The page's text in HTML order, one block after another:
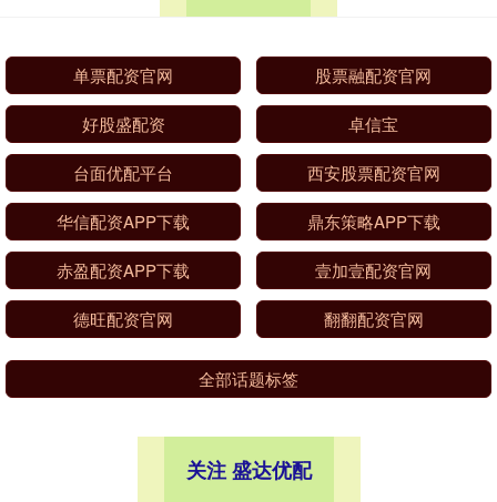
单票配资官网 股票融配资官网
好股盛配资 卓信宝
台面优配平台 西安股票配资官网
华信配资APP下载 鼎东策略APP下载
赤盈配资APP下载 壹加壹配资官网
德旺配资官网 翻翻配资官网
全部话题标签
关注 盛达优配